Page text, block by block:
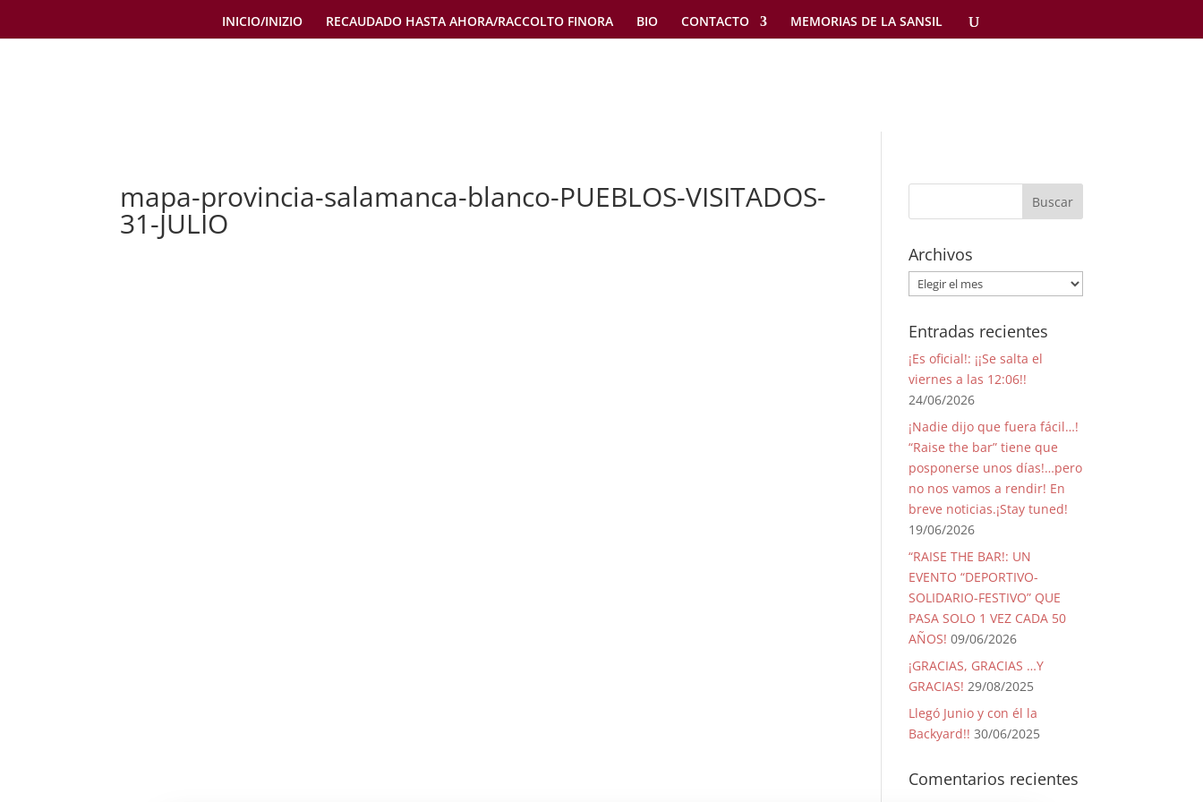
INICIO/INIZIO RECAUDADO HASTA AHORA/RACCOLTO FINORA BIO CONTACTO MEMORIAS DE LA SANSIL
mapa-provincia-salamanca-blanco-PUEBLOS-VISITADOS-
31-JULIO
Archivos
Archivos
Entradas recientes
¡Es oficial!: ¡¡Se salta el
viernes a las 12:06!!
24/06/2026
¡Nadie dijo que fuera fácil…!
“Raise the bar” tiene que
posponerse unos días!…pero
no nos vamos a rendir! En
breve noticias.¡Stay tuned!
19/06/2026
“RAISE THE BAR!: UN
EVENTO “DEPORTIVO-
SOLIDARIO-FESTIVO” QUE
PASA SOLO 1 VEZ CADA 50
AÑOS! 09/06/2026
¡GRACIAS, GRACIAS …Y
GRACIAS! 29/08/2025
Llegó Junio y con él la
Backyard!! 30/06/2025
Comentarios recientes